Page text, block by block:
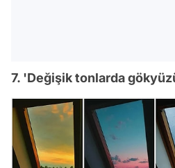
7. 'Değişik tonlarda